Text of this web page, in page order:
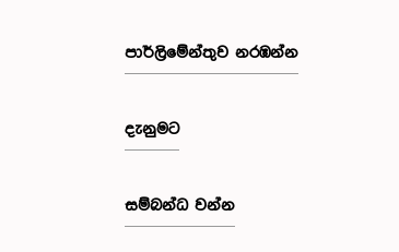
පාර්ලි‌මේන්තුව නරඹන්න
දැනුමට
සම්බන්ධ වන්න